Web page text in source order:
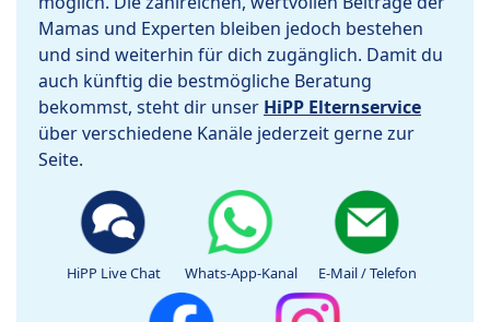
Mamas und Experten bleiben jedoch bestehen
und sind weiterhin für dich zugänglich. Damit du
auch künftig die bestmögliche Beratung
bekommst, steht dir unser HiPP Elternservice
über verschiedene Kanäle jederzeit gerne zur
Seite.
HiPP Live Chat Whats-App-Kanal E-Mail / Telefon